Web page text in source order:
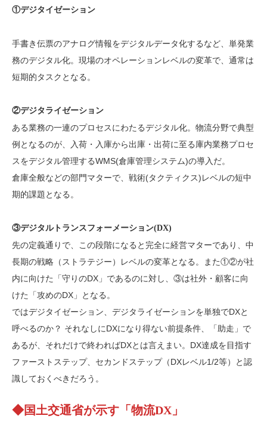
①デジタイゼーション
手書き伝票のアナログ情報をデジタルデータ化するなど、単発業
務のデジタル化。現場のオペレーションレベルの変革で、通常は
短期的タスクとなる。
②デジタライゼーション
ある業務の一連のプロセスにわたるデジタル化。物流分野で典型
例となるのが、入荷・入庫から出庫・出荷に至る庫内業務プロセ
スをデジタル管理するWMS(倉庫管理システム)の導入だ。
倉庫全般などの部門マターで、戦術(タクティクス)レベルの短中
期的課題となる。
③デジタルトランスフォーメーション(DX)
先の定義通りで、この段階になると完全に経営マターであり、中
長期の戦略（ストラテジー）レベルの変革となる。また①②が社
内に向けた「守りのDX」であるのに対し、③は社外・顧客に向
けた「攻めのDX」となる。
ではデジタイゼーション、デジタライゼーションを単独でDXと
呼べるのか？ それなしにDXになり得ない前提条件、「助走」で
あるが、それだけで終わればDXとは言えまい。DX達成を目指す
ファーストステップ、セカンドステップ（DXレベル1/2等）と認
識しておくべきだろう。
◆国土交通省が示す「物流DX」